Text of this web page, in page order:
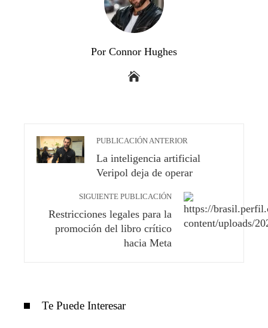
Por Connor Hughes
PUBLICACIÓN ANTERIOR
La inteligencia artificial
Veripol deja de operar
SIGUIENTE PUBLICACIÓN
Restricciones legales para la
promoción del libro crítico
hacia Meta
Te Puede Interesar